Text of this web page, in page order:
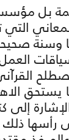
بل
وسنة
العمل
يستحق
ذلك